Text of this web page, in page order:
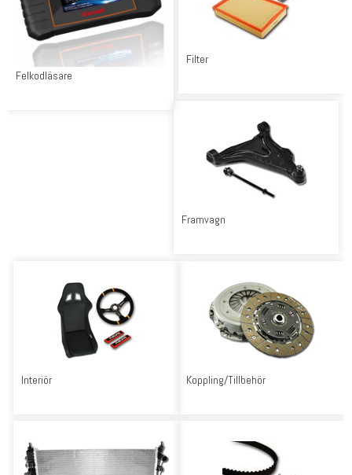
Felkodläsare
Filter
Framvagn
Interiör Koppling/Tillbehör